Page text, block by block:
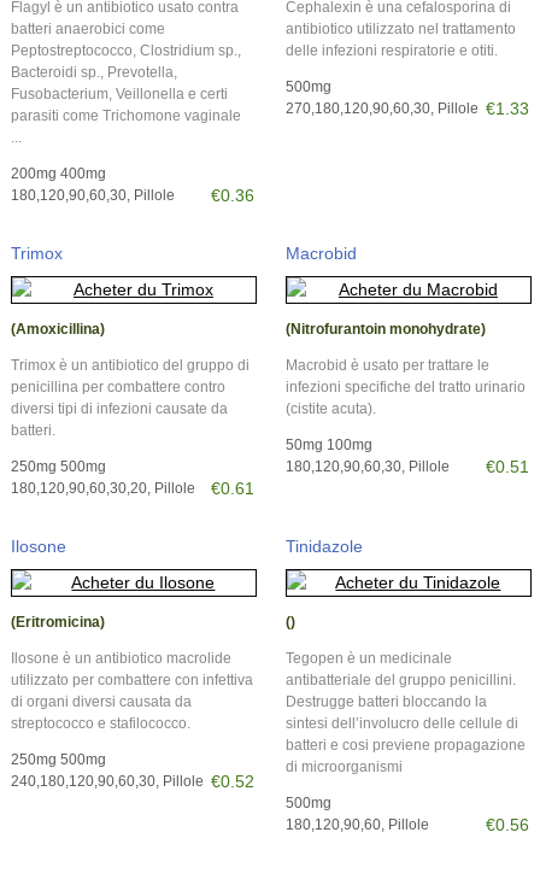
Flagyl è un antibiotico usato contra
batteri anaerobici come
Peptostreptococco, Clostridium sp.,
Bacteroidi sp., Prevotella,
Fusobacterium, Veillonella e certi
parasiti come Trichomone vaginale
...
200mg 400mg
180,120,90,60,30, Pillole
€0.36
Cephalexin è una cefalosporina di
antibiotico utilizzato nel trattamento
delle infezioni respiratorie e otiti.
500mg
270,180,120,90,60,30, Pillole €1.33
Trimox
(Amoxicillina)
Trimox è un antibiotico del gruppo di
penicillina per combattere contro
diversi tipi di infezioni causate da
batteri.
250mg 500mg
180,120,90,60,30,20, Pillole
€0.61
Macrobid
(Nitrofurantoin monohydrate)
Macrobid è usato per trattare le
infezioni specifiche del tratto urinario
(cistite acuta).
50mg 100mg
180,120,90,60,30, Pillole
€0.51
Ilosone
(Eritromicina)
Ilosone è un antibiotico macrolide
utilizzato per combattere con infettiva
di organi diversi causata da
streptococco e stafilococco.
250mg 500mg
240,180,120,90,60,30, Pillole €0.52
Tinidazole
()
Tegopen è un medicinale
antibatteriale del gruppo penicillini.
Destrugge batteri bloccando la
sintesi dell’involucro delle cellule di
batteri e cosi previene propagazione
di microorganismi
500mg
180,120,90,60, Pillole
€0.56